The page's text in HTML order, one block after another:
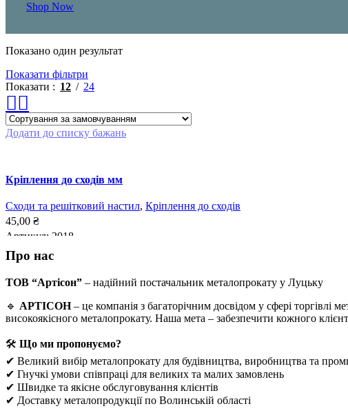
Shop Now
Показано один результат
Показати фільтри
Показати
12 24
Додати до списку бажань
Кріплення до сходів мм
Сходи та решітковий настил, Кріплення до сходів
45,00 ₴
Артикул: 2018
ДОДАТИ В КОШИК
Про нас
ТОВ “Артісон” – надійний постачальник металопрокату у Луцьку
🔹 АРТІСОН– це компанія з багаторічним досвідом у сфері торгівлі
високоякісного металопрокату. Наша мета – забезпечити кожного
🛠 Що ми пропонуємо?
✔ Великий вибір металопрокату для будівництва, виробництва та
✔ Гнучкі умови співпраці для великих та малих замовлень
✔ Швидке та якісне обслуговування клієнтів
✔ Доставку металопродукції по Волинській області